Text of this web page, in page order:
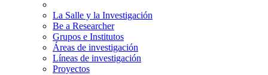
La Salle y la Investigación
Be a Researcher
Grupos e Institutos
Áreas de investigación
Líneas de investigación
Proyectos